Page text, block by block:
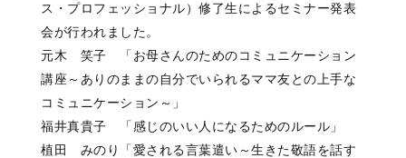
ス・プロフェッショナル）修了生によるセミナー発表
会が行われました。
元木 笑子 「お母さんのためのコミュニケーション
講座～ありのままの自分でいられるママ友との上手な
コミュニケーション～」
福井真貴子 「感じのいい人になるためのルール」
植田 みのり「愛される言葉遣い～生きた敬語を話す